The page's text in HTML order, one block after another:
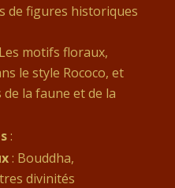
de figures historiques
motifs floraux,
le style Rococo, et
la faune et de la
:
: Bouddha,
divinités